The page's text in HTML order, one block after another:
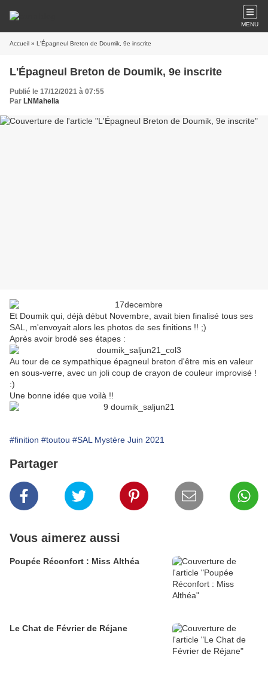
MENU
Accueil » L'Épagneul Breton de Doumik, 9e inscrite
L'Épagneul Breton de Doumik, 9e inscrite
Publié le 17/12/2021 à 07:55
Par LNMahelia
Et Doumik qui, déjà début Novembre, avait bien finalisé tous ses
SAL, m'envoyait alors les photos de ses finitions !! ;)
Après avoir brodé ses étapes :
Au tour de ce sympathique épagneul breton d'être mis en valeur
en sous-verre, avec un joli coup de crayon de couleur improvisé !
:)
Une bonne idée que voilà !!
#finition #toutou #SAL Mystère Juin 2021
Partager
Vous aimerez aussi
Poupée Réconfort : Miss Althéa
Le Chat de Février de Réjane